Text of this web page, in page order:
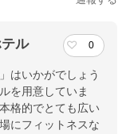
ル 0
はいかがでしょう
を用意していま
格的でとても広い
にフィットネスな